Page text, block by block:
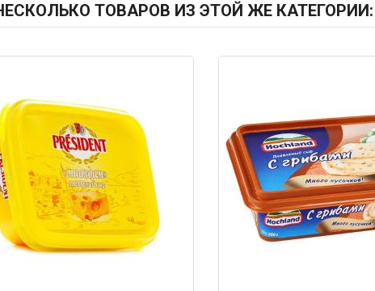
ТОВАРОВ ИЗ ЭТОЙ ЖЕ КАТЕГОРИИ: